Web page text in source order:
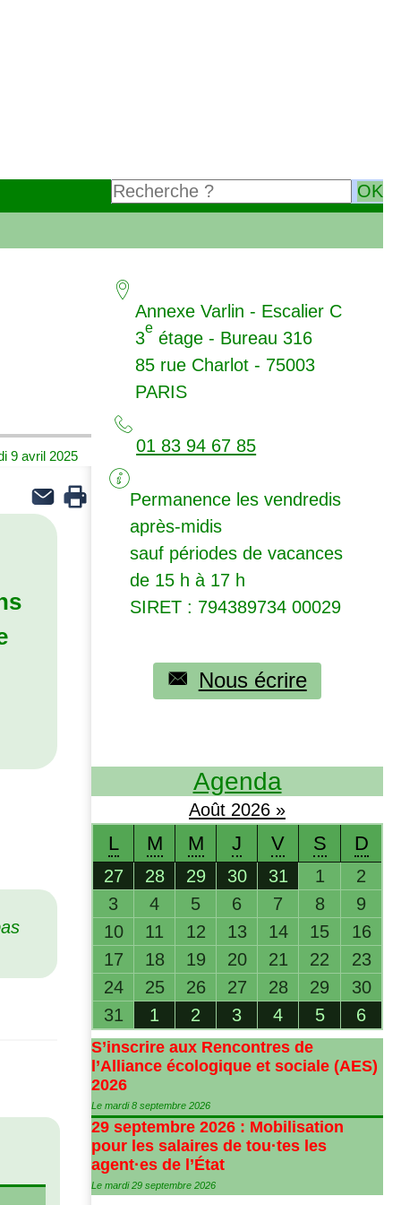
9 avril 2025
Annexe Varlin - Escalier C
3
e
étage - Bureau 316
85 rue Charlot - 75003
PARIS
01 83 94 67 85
Permanence les vendredis
après-midis
sauf périodes de vacances
de 15 h à 17 h
SIRET : 794389734 00029
Nous écrire
Agenda
Août 2026 »
L M M J V S D
27 28 29 30 31 1
2
3
4 5 6 7 8
9
10
11 12 13 14 15
16
17
18 19 20 21 22
23
24
25 26 27 28 29
30
31
1 2 3 4 5 6
S’inscrire aux Rencontres de
l’Alliance écologique et sociale (AES)
2026
Le mardi 8 septembre 2026
29 septembre 2026 : Mobilisation
pour les salaires de tou·tes les
agent·es de l’État
Le mardi 29 septembre 2026